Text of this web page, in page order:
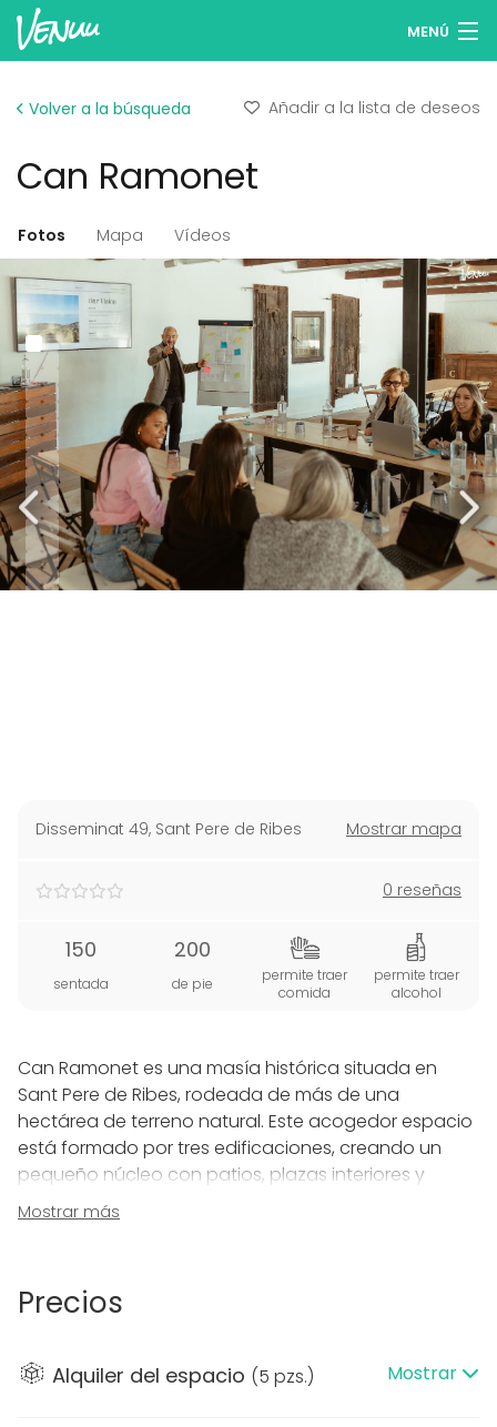
MENÚ
Iniciar sesión
Español
Publicar tu espacio
Volver a la búsqueda Añadir a la lista de deseos
Can Ramonet
Fotos Mapa Vídeos
Disseminat 49, Sant Pere de Ribes Mostrar mapa
0 reseñas
150
sentada
200
de pie
permite traer
comida
permite traer
alcohol
Can Ramonet es una masía histórica situada en
Sant Pere de Ribes, rodeada de más de una
hectárea de terreno natural. Este acogedor espacio
está formado por tres edificaciones, creando un
pequeño núcleo con patios, plazas interiores y
jardines, perfectos para cualquier tipo de evento.
Además, cuenta con una piscina y un ala para
personas y la posibilidad de organizar eventos para
hasta 150 invitados, Can Ramonet es el entorno
Mostrar más
Precios
Alquiler del espacio (5 pzs.) Mostrar